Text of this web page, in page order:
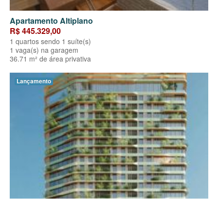
Apartamento Altiplano
R$ 445.329,00
1 quartos sendo 1 suíte(s)
1 vaga(s) na garagem
36.71 m² de área privativa
Lançamento